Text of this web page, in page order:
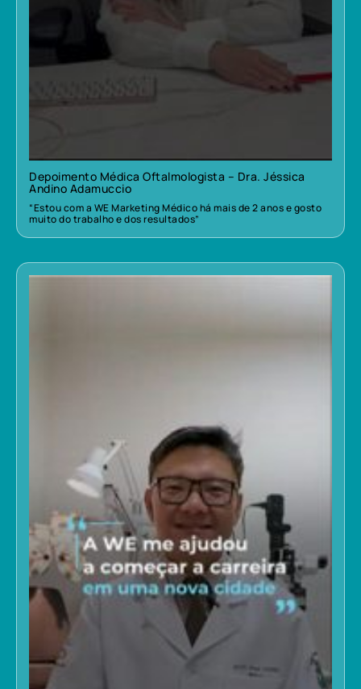
Depoimento Médica Oftalmologista – Dra. Jéssica
Andino Adamuccio
“Estou com a WE Marketing Médico há mais de 2 anos e gosto
muito do trabalho e dos resultados”